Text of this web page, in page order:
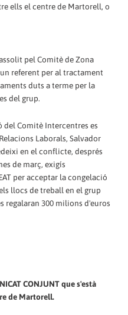
ells el centre de Martorell, o
pel Comitè de Zona
referent per al tractament
duts a terme per la
del grup.
del Comitè Intercentres es
Laborals, Salvador
en el conflicte, després
de març, exigís
per acceptar la congelació
llocs de treball en el grup
regalaran 300 milions d'euros
CONJUNT que s'està
de Martorell.